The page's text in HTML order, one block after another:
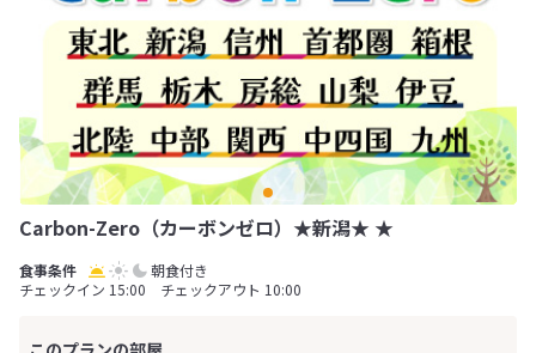
Carbon-Zero（カーボンゼロ）★新潟★ ★
朝食付き
チェックイン 15:00 チェックアウト 10:00